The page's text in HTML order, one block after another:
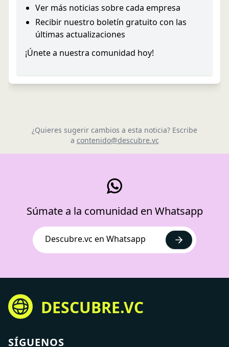
Ver más noticias sobre cada empresa
Recibir nuestro boletín gratuito con las
últimas actualizaciones
¡Únete a nuestra comunidad hoy!
¿Quieres sugerir cambios a esta noticia? Escribe
a contenido@descubre.vc
Súmate a la comunidad en Whatsapp
Descubre.vc en Whatsapp
DESCUBRE.VC
SÍGUENOS